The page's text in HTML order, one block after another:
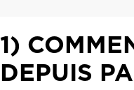
1)
DEPUIS